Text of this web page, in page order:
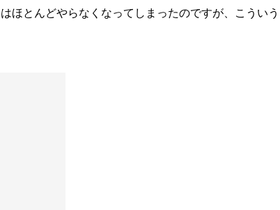
ほとんどやらなくなってしまったのですが、こうい